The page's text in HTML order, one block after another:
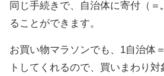
同じ手続きで、自治体に寄付（
ることができます。
お買い物マラソンでも、1自治体
トしてくれるので、買いまわり対